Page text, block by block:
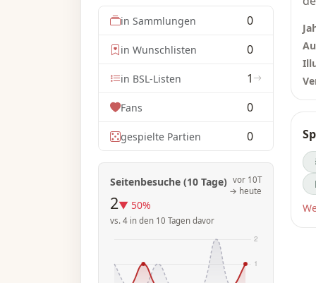
in Sammlungen 0
in Wunschlisten 0
in BSL-Listen 1
Fans 0
gespielte Partien 0
Seitenbesuche (10 Tage)
2▼ 50%
vs. 4 in den 10 Tagen davor
vor 10T
→ heute
in